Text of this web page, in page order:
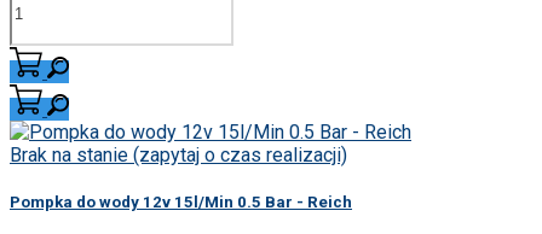
Brak na stanie (zapytaj o czas realizacji)
Pompka do wody 12v 15l/Min 0.5 Bar - Reich